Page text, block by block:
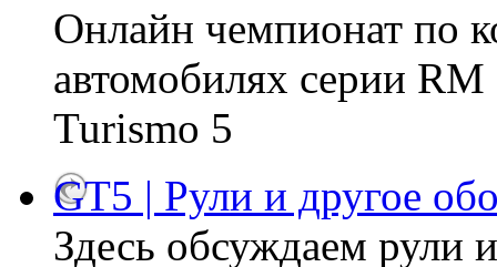
Онлайн чемпионат по
автомобилях серии
Turismo 5
GT5 | Рули и другое
Здесь обсуждаем рули